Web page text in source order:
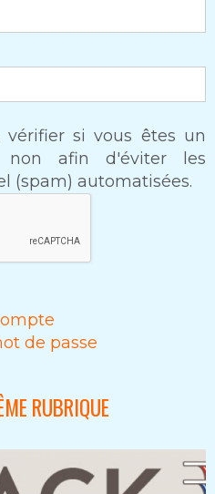
si vous êtes un
non afin d'éviter les
(spam) automatisées.
de passe
RUBRIQUE